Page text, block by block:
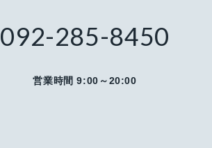
092-285-8450
営業時間 9:00～20:00